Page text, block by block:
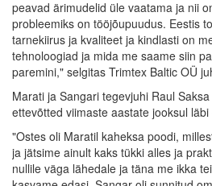
peavad ärimudelid üle vaatama ja nii
probleemiks on tööjõupuudus. Eestis
tarnekiirus ja kvaliteet ja kindlasti on
tehnoloogiad ja mida me saame siin
paremini," selgitas Trimtex Baltic OÜ
Marati ja Sangari tegevjuhi Raul
ettevõtted viimaste aastate jooksul
"Ostes oli Maratil kaheksa poodi,
ja jätsime ainult kaks tükki alles ja
nullile väga lähedale ja täna me ikka